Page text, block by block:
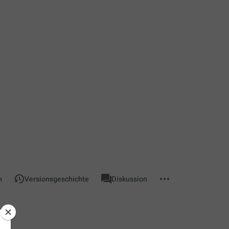
Versionsgeschichte
associated-
pages
SeiteDiskussion
Aktionen